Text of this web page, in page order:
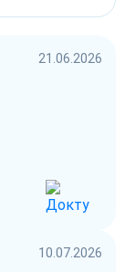
21.06.2026
10.07.2026